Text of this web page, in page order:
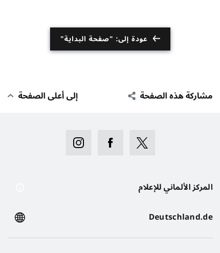
عودة إلى: "صفحة البداية"
مشاركة هذه الصفحة إلى أعلى الصفحة
المركز الألماني للإعلام
Deutschland.de